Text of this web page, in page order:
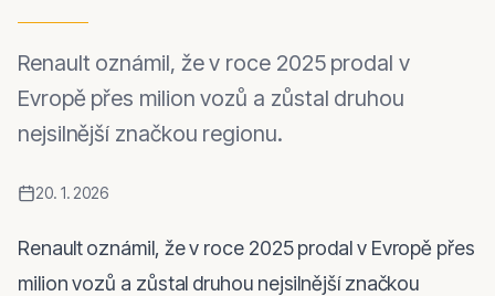
Renault oznámil, že v roce 2025 prodal v
Evropě přes milion vozů a zůstal druhou
nejsilnější značkou regionu.
20. 1. 2026
Renault oznámil, že v roce 2025 prodal v Evropě přes
milion vozů a zůstal druhou nejsilnější značkou